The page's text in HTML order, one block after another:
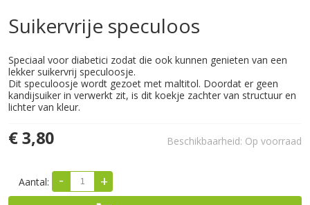
Suikervrije speculoos
Speciaal voor diabetici zodat die ook kunnen genieten van een
lekker suikervrij speculoosje.
Dit speculoosje wordt gezoet met maltitol. Doordat er geen
kandijsuiker in verwerkt zit, is dit koekje zachter van structuur en
lichter van kleur.
Beschikbaarheid: Op voorraad
€ 3,80
Aantal: - +